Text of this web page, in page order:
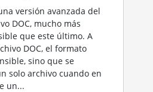
versión avanzada del
DOC, mucho más
que este último. A
DOC, el formato
sino que se
solo archivo cuando en
un...